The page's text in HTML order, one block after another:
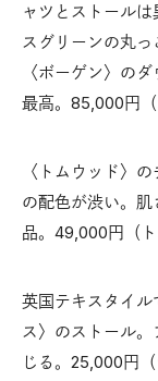
ャツとストール
スグリーンの丸
〈ボーゲン〉の
最高。85,000円（
〈トムウッド〉
の配色が渋い。
品。49,000円（ト
英国テキスタイル
ス〉のストール
じる。25,000円